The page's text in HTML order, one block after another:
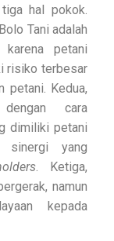
hal pokok.
Tani adalah
petani
risiko terbesar
petani. Kedua,
cara
dimiliki petani
sinergi yang
. Ketiga,
namun
kepada